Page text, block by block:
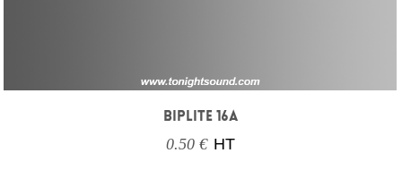
BIPLITE 16A
0.50 € HT